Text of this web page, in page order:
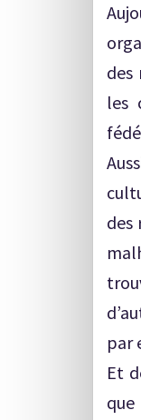
des
les
des
par
Et